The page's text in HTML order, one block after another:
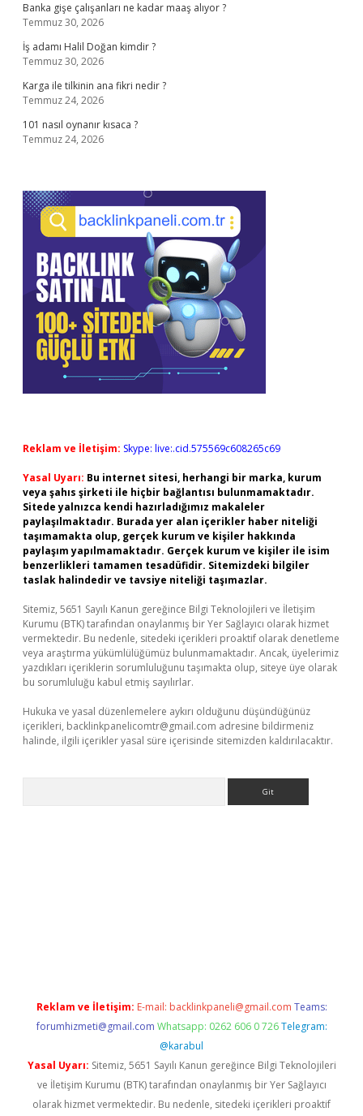
Banka gişe çalışanları ne kadar maaş alıyor ?
Temmuz 30, 2026
İş adamı Halil Doğan kimdir ?
Temmuz 30, 2026
Karga ile tilkinin ana fikri nedir ?
Temmuz 24, 2026
101 nasıl oynanır kısaca ?
Temmuz 24, 2026
Reklam ve İletişim: Skype: live:.cid.575569c608265c69
Yasal Uyarı: Bu internet sitesi, herhangi bir marka, kurum
veya şahıs şirketi ile hiçbir bağlantısı bulunmamaktadır.
Sitede yalnızca kendi hazırladığımız makaleler
paylaşılmaktadır. Burada yer alan içerikler haber niteliği
taşımamakta olup, gerçek kurum ve kişiler hakkında
paylaşım yapılmamaktadır. Gerçek kurum ve kişiler ile isim
benzerlikleri tamamen tesadüfidir. Sitemizdeki bilgiler
taslak halindedir ve tavsiye niteliği taşımazlar.
Sitemiz, 5651 Sayılı Kanun gereğince Bilgi Teknolojileri ve İletişim
Kurumu (BTK) tarafından onaylanmış bir Yer Sağlayıcı olarak hizmet
vermektedir. Bu nedenle, sitedeki içerikleri proaktif olarak denetleme
veya araştırma yükümlülüğümüz bulunmamaktadır. Ancak, üyelerimiz
yazdıkları içeriklerin sorumluluğunu taşımakta olup, siteye üye olarak
bu sorumluluğu kabul etmiş sayılırlar.
Hukuka ve yasal düzenlemelere aykırı olduğunu düşündüğünüz
içerikleri, backlinkpanelicomtr@gmail.com adresine bildirmeniz
halinde, ilgili içerikler yasal süre içerisinde sitemizden kaldırılacaktır.
Reklam ve İletişim: E-mail: backlinkpaneli@gmail.com Teams:
forumhizmeti@gmail.com Whatsapp: 0262 606 0 726 Telegram:
@karabul
Yasal Uyarı: Sitemiz, 5651 Sayılı Kanun gereğince Bilgi Teknolojileri
ve İletişim Kurumu (BTK) tarafından onaylanmış bir Yer Sağlayıcı
olarak hizmet vermektedir. Bu nedenle, sitedeki içerikleri proaktif